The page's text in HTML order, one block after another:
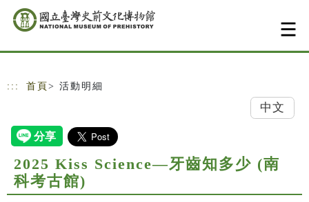
跳到主要內容
網站導覽
::: 首頁 > 活動明細
中文
2025 Kiss Science—牙齒知多少 (南
科考古館)